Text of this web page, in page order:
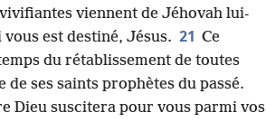
viennent de Jéhovah lui-
est destiné, Jésus. 21 Ce
du rétablissement de toutes
ses saints prophètes du passé.
Dieu suscitera pour vous parmi vos